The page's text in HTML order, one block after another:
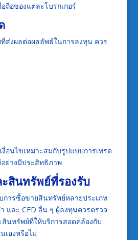
ถือของแต่ละโบรกเกอร์
ส่งผลต่อผลลัพธ์ในการลงทุน ควร
งื่อนไขเหมาะสมกับรูปแบบการเทรด
ย่างมีประสิทธิภาพ
สินทรัพย์ที่รองรับ
การซื้อขายสินทรัพย์หลายประเภท
และ CFD อื่น ๆ ผู้ลงทุนควรตรวจ
นทรัพย์ที่ให้บริการสอดคล้องกับ
เองหรือไม่